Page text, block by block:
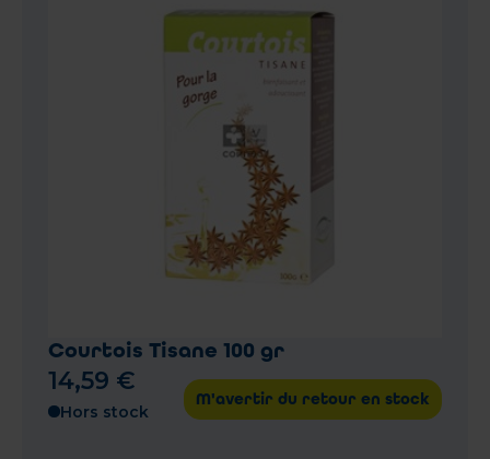
Courtois Tisane 100 gr
14,59 €
Hors stock
M'avertir du retour en stock